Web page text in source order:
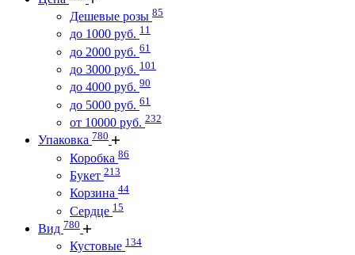
Дешевые розы 85
до 1000 руб. 11
до 2000 руб. 61
до 3000 руб. 101
до 4000 руб. 90
до 5000 руб. 61
от 10000 руб. 232
Упаковка 780
Коробка 86
Букет 213
Корзина 44
Сердце 15
Вид 780
Кустовые 134